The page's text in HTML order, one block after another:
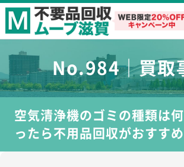
No.984｜買取
空気清浄機のゴミの種類は
ったら不用品回収がおすすめ